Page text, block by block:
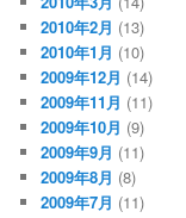
2010年2月 (13)
2010年1月 (10)
2009年12月 (14)
2009年11月 (11)
2009年10月 (9)
2009年9月 (11)
2009年8月 (8)
2009年7月 (11)